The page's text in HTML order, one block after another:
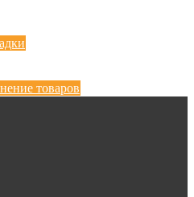
товаров